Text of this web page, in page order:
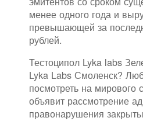
менее одного года и
превышающей за
рублей.
Тестоципол Lyka labs
Lyka Labs Смоленск?
посмотреть на мирового
объявит рассмотрение
правонарушения